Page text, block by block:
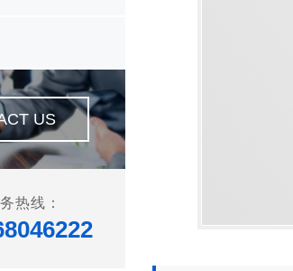
US
热线：